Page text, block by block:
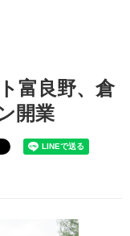
ート富良野、倉本聰さん
富良野、倉
開業